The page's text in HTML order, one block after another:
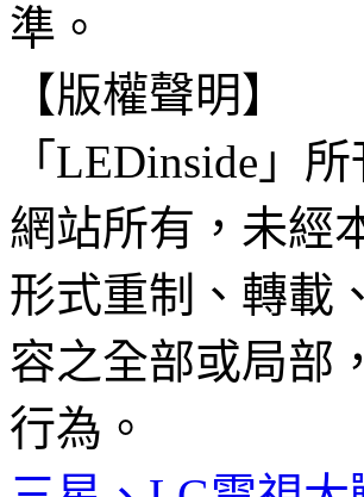
準。
【版權聲明】
「LEDinside」
網站所有，未經
形式重制、轉載
容之全部或局部
行為。